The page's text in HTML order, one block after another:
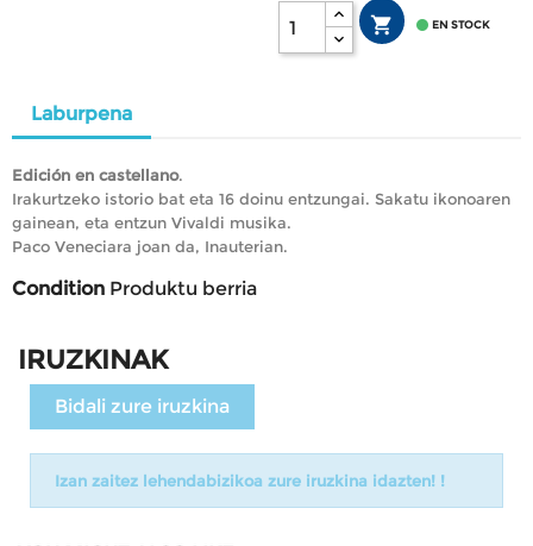
  EN STOCK
Laburpena
Edición en castellano.
Irakurtzeko istorio bat eta 16 doinu entzungai. Sakatu ikonoaren
gainean, eta entzun Vivaldi musika.
Paco Veneciara joan da, Inauterian.
Condition Produktu berria
IRUZKINAK
Bidali zure iruzkina
Izan zaitez lehendabizikoa zure iruzkina idazten! !